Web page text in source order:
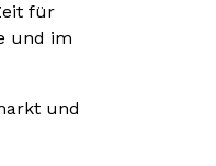
für
und im
und